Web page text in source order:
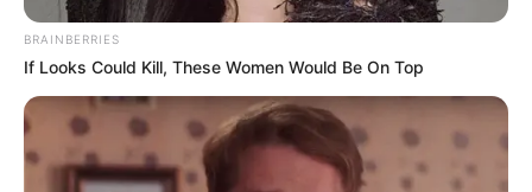
INMOVILIZACIÓN DE CARROS
Amamos los finales
felices: agarraron al
Chevrolet spark azul
BRAINBERRIES
If Looks Could Kill, These Women Would Be On Top